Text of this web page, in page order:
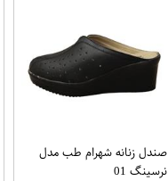
صندل زنانه شهرام طب مدل
نرسینگ 01